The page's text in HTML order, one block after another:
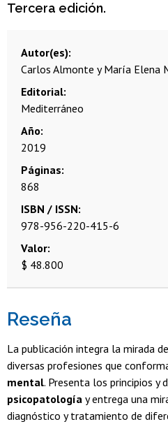
Tercera edición.
Autor(es)
Carlos Almonte y María Elena
Editorial
Mediterráneo
Año
2019
Páginas
868
ISBN / ISSN
978-956-220-415-6
Valor
$ 48.800
Reseña
La publicación integra la mirada
diversas profesiones que
mental. Presenta los principios y
psicopatología y entrega una
diagnóstico y tratamiento de